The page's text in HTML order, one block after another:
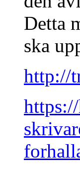
Detta
ska
http://